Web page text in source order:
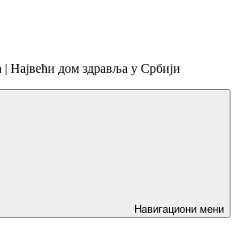
| Највећи дом здравља у Србији
Навигациони мени